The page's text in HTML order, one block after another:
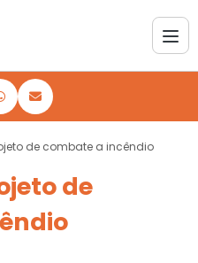
de combate a incêndio
de